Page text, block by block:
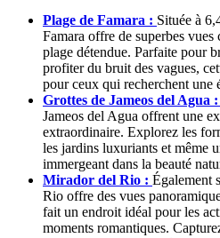
Plage de Famara : Située à
Famara offre de superbes vues
plage détendue. Parfaite pour
profiter du bruit des vagues,
pour ceux qui recherchent une
Grottes de Jameos del Agua :
Jameos del Agua offrent une
extraordinaire. Explorez les
les jardins luxuriants et même
immergeant dans la beauté
Mirador del Rio : Également
Rio offre des vues
fait un endroit idéal pour les
moments romantiques.